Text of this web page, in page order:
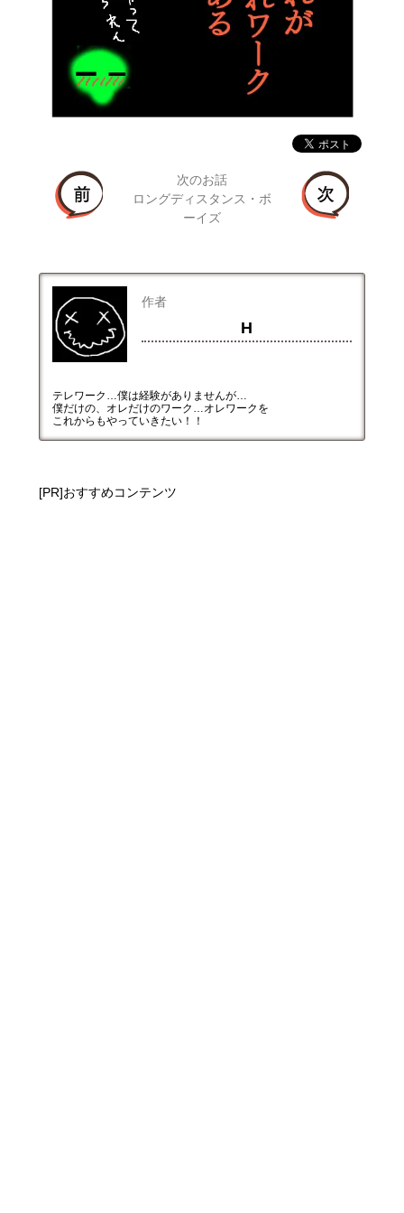
次のお話
ロングディスタンス・ボ
ーイズ
作者
H
テレワーク…僕は経験がありませんが…
僕だけの、オレだけのワーク…オレワークを
これからもやっていきたい！！
[PR]おすすめコンテンツ